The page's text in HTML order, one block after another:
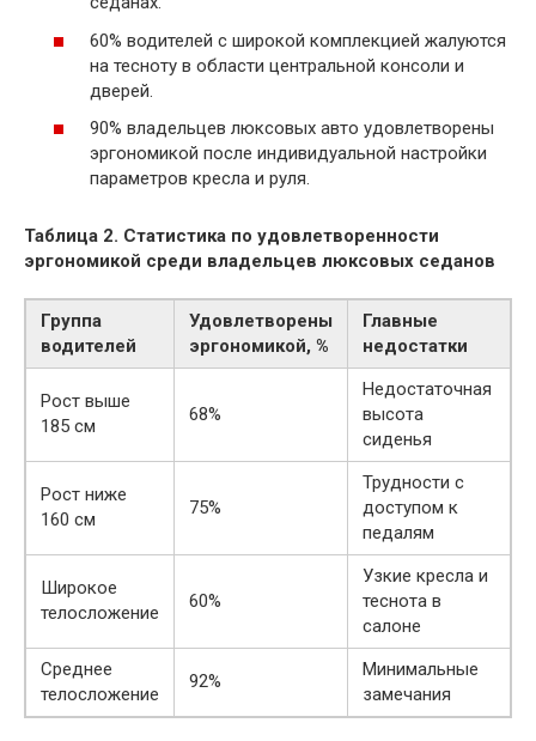
60% водителей с широкой комплекцией жалуются
на тесноту в области центральной консоли и
дверей.
90% владельцев люксовых авто удовлетворены
эргономикой после индивидуальной настройки
параметров кресла и руля.
Таблица 2. Статистика по удовлетворенности
эргономикой среди владельцев люксовых седанов
Группа
водителей
Удовлетворены
эргономикой, %
Главные
недостатки
Рост выше
185 см
68%
Недостаточная
высота
сиденья
Рост ниже
160 см
75%
Трудности с
доступом к
педалям
Широкое
телосложение
60%
Узкие кресла и
теснота в
салоне
Среднее
телосложение
92%
Минимальные
замечания